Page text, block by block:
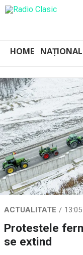
HOME NAȚIONAL
ACTUALITATE
Protestele
se extind